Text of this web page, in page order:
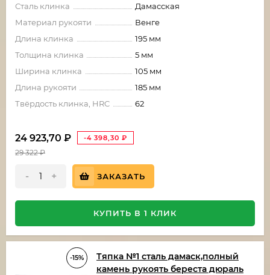
Сталь клинка
Дамасская
Материал рукояти
Венге
Длина клинка
195 мм
Толщина клинка
5 мм
Ширина клинка
105 мм
Длина рукояти
185 мм
Твёрдость клинка, HRC
62
24 923,70 ₽ -4 398,30 ₽
29 322₽
- + ЗАКАЗАТЬ
КУПИТЬ В 1 КЛИК
-15%
Тяпка №1 сталь дамаск,полный
камень рукоять береста дюраль